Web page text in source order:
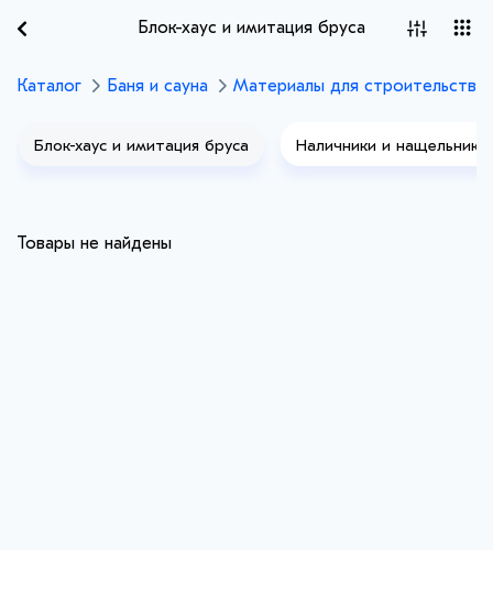
Блок-хаус и имитация бруса
Каталог Баня и сауна Материалы для строительства
Блок-хаус и имитация бруса Наличники и нащельники
Товары не найдены